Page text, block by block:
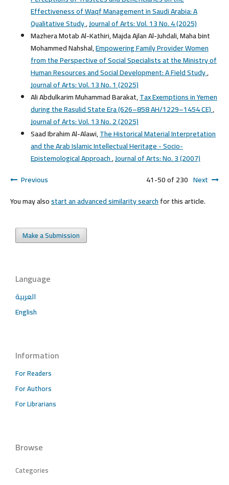
Effectiveness of Waqf Management in Saudi Arabia: A
Qualitative Study,Journal of Arts: Vol. 13 No. 4 (2025)
Mazhera Motab Al-Kathiri, Majda Ajlan Al-Juhdali, Maha bint
Mohammed Nahshal,Empowering Family Provider Women
from the Perspective of Social Specialists at the Ministry of
Human Resources and Social Development: A Field Study,
Journal of Arts: Vol. 13 No. 1 (2025)
Ali Abdulkarim Muhammad Barakat,Tax Exemptions in Yemen
during the Rasulid State Era (626–858 AH/1229–1454 CE),
Journal of Arts: Vol. 13 No. 2 (2025)
Saad Ibrahim Al-Alawi,The Historical Material Interpretation
and the Arab Islamic Intellectual Heritage - Socio-
Epistemological Approach,Journal of Arts: No. 3 (2007)
Previous
41-50 of 230 Next
You may alsostart an advanced similarity searchfor this article.
Make a Submission
Language
العربية
English
Information
For Readers
For Authors
For Librarians
Browse
Categories